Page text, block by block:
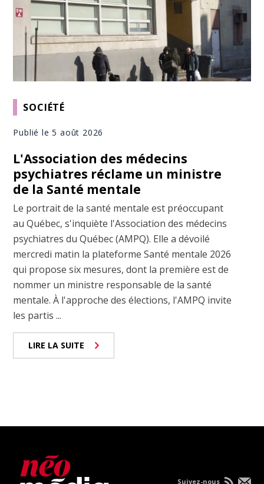
SOCIÉTÉ
Publié le 5 août 2026
L'Association des médecins
psychiatres réclame un ministre
de la Santé mentale
Le portrait de la santé mentale est préoccupant
au Québec, s'inquiète l'Association des médecins
psychiatres du Québec (AMPQ). Elle a dévoilé
mercredi matin la plateforme Santé mentale 2026
qui propose six mesures, dont la première est de
nommer un ministre responsable de la santé
mentale. À l'approche des élections, l'AMPQ invite
les partis ...
LIRE LA SUITE
Suivez-nous